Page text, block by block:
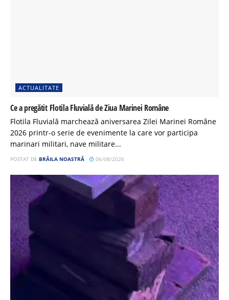
ACTUALITATE
Ce a pregătit Flotila Fluvială de Ziua Marinei Române
Flotila Fluvială marchează aniversarea Zilei Marinei Române
2026 printr-o serie de evenimente la care vor participa
marinari militari, nave militare...
POSTAT DE BRĂILA NOASTRĂ 06/08/2026